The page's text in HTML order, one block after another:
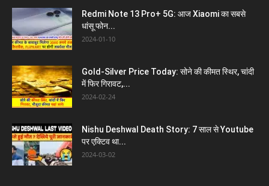
Redmi Note 13 Pro+ 5G: आज Xiaomi का सबसे
धांसू फोन...
2024-01-10
Gold-Silver Price Today: सोने की कीमत स्थिर, चांदी
में फिर गिरावट,...
2024-02-24
Nishu Deshwal Death Story: 7 साल से Youtube
पर एक्टिव था...
2024-03-02